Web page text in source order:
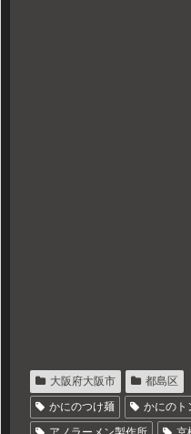
大阪府大阪市 都島区
かにのつけ麺
かにのト